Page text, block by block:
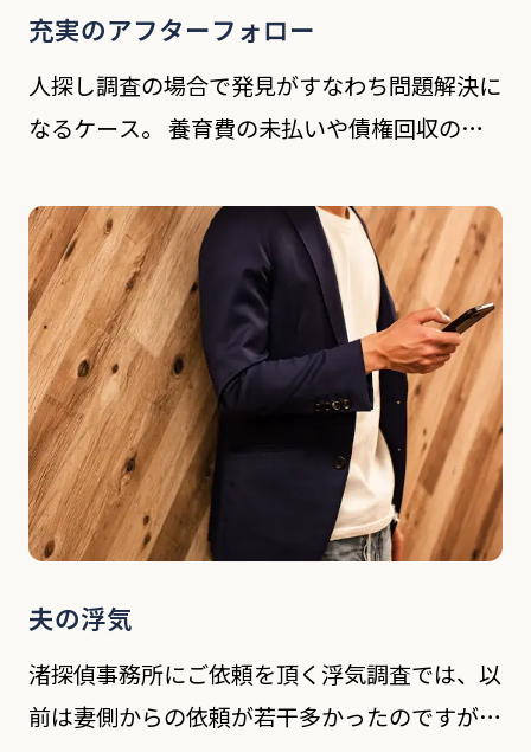
充実のアフターフォロー
人探し調査の場合で発見がすなわち問題解決に
なるケース。 養育費の未払いや債権回収の為
業の社内外トラブルや労使問題で弁護士、社労
士などと打合せ後に調査が不可欠として依頼に
至っている […]
夫の浮気
渚探偵事務所にご依頼を頂く浮気調査では、以
前は妻側からの依頼が若干多かったのですが、